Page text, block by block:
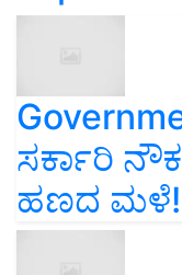
ಸರ್ಕಾರಿ
ಹಣದ ಮಳೆ!